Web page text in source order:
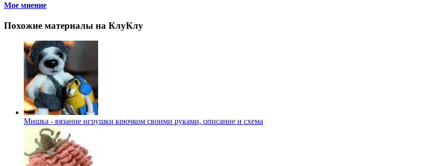
Мое мнение
Похожие материалы на КлуКлу
Мишка - вязание игрушки крючком своими руками, описание и схема